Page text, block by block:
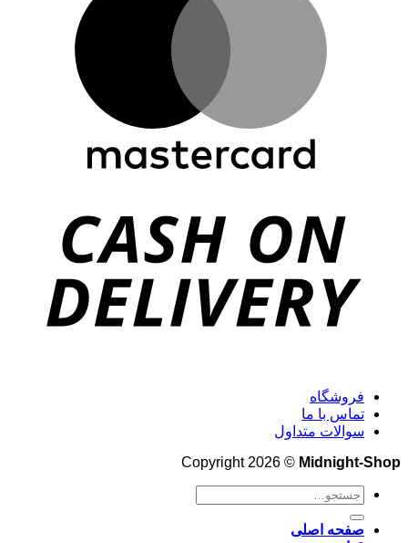
فروشگاه
تماس با ما
سوالات متداول
Copyright 2026 © Midnight-Shop
جستجو
صفحه اصلی